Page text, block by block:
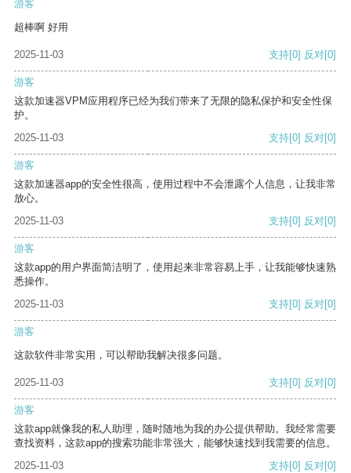
游客
超棒啊 好用
2025-11-03 支持[0] 反对[0]
游客
这款加速器VPM应用程序已经为我们带来了无限的隐私保护和安全性保
护。
2025-11-03
支持[0] 反对[0]
游客
这款加速器app的安全性很高，使用过程中不会泄露个人信息，让我非常
放心。
2025-11-03
支持[0] 反对[0]
游客
这款app的用户界面简洁明了，使用起来非常容易上手，让我能够快速熟
悉操作。
2025-11-03
支持[0] 反对[0]
游客
这款软件非常实用，可以帮助我解决很多问题。
2025-11-03 支持[0] 反对[0]
游客
这款app就像我的私人助理，随时随地为我的办公提供帮助。我经常需要
查找资料，这款app的搜索功能非常强大，能够快速找到我需要的信息。
2025-11-03
支持[0] 反对[0]